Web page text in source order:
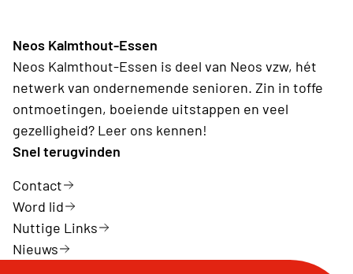
Registreer daarom altijd tijdig je deelname aan een
activiteit.
Neos Kalmthout-Essen
Neos Kalmthout-Essen is deel van Neos vzw, hét
netwerk van ondernemende senioren. Zin in toffe
ontmoetingen, boeiende uitstappen en veel
gezelligheid? Leer ons kennen!
Snel terugvinden
Contact
Word lid
Nuttige Links
Nieuws